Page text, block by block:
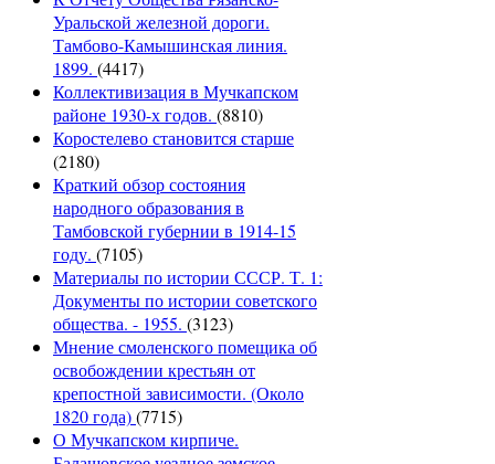
Уральской железной дороги.
Тамбово-Камышинская линия.
1899. (4417)
Коллективизация в Мучкапском
районе 1930-х годов. (8810)
Коростелево становится старше
(2180)
Краткий обзор состояния
народного образования в
Тамбовской губернии в 1914-15
году. (7105)
Материалы по истории СССР. Т. 1:
Документы по истории советского
общества. - 1955. (3123)
Мнение смоленского помещика об
освобождении крестьян от
крепостной зависимости. (Около
1820 года)(7715)
О Мучкапском кирпиче.